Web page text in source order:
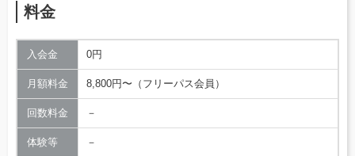
料金
入会金 0円
月額料金 8,800円〜（フリーパス会員）
回数料金 －
体験等 －